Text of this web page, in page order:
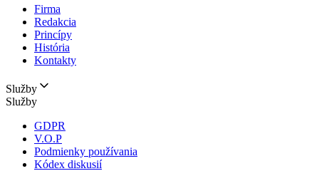
Firma
Redakcia
Princípy
História
Kontakty
Služby
Služby
GDPR
V.O.P
Podmienky používania
Kódex diskusií